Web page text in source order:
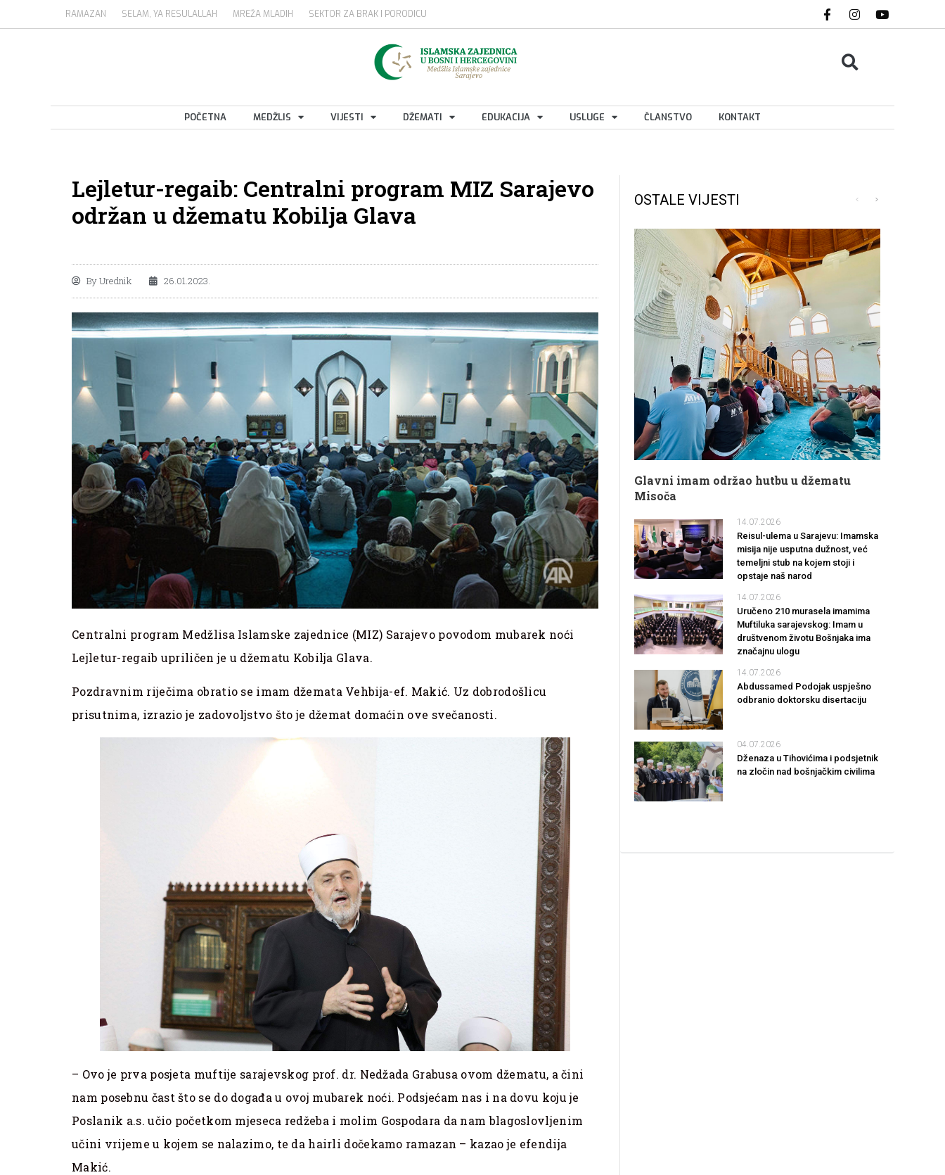
RAMAZAN SELAM, YA RESULALLAH MREŽA MLADIH SEKTOR ZA BRAK I PORODICU
POČETNA MEDŽLIS VIJESTI DŽEMATI EDUKACIJA USLUGE ČLANSTVO KONTAKT
Lejletur-regaib: Centralni program MIZ Sarajevo
održan u džematu Kobilja Glava
ByUrednik 26.01.2023.
Centralni program Medžlisa Islamske zajednice (MIZ) Sarajevo povodom mubarek noći
Lejletur-regaib upriličen je u džematu Kobilja Glava.
Pozdravnim riječima obratio se imam džemata Vehbija-ef. Makić. Uz dobrodošlicu
prisutnima, izrazio je zadovoljstvo što je džemat domaćin ove svečanosti.
– Ovo je prva posjeta muftije sarajevskog prof. dr. Nedžada Grabusa ovom džematu, a čini
nam posebnu čast što se do događa u ovoj mubarek noći. Podsjećam nas i na dovu koju je
Poslanik a.s. učio početkom mjeseca redžeba i molim Gospodara da nam blagoslovljenim
učini vrijeme u kojem se nalazimo, te da hairli dočekamo ramazan – kazao je efendija
Makić.
OSTALE VIJESTI
Glavni imam održao hutbu u džematu
Misoča
14.07.2026
Reisul-ulema u Sarajevu: Imamska
misija nije usputna dužnost, već
temeljni stub na kojem stoji i
opstaje naš narod
14.07.2026
Uručeno 210 murasela imamima
Muftiluka sarajevskog: Imam u
društvenom životu Bošnjaka ima
značajnu ulogu
14.07.2026
Abdussamed Podojak uspješno
odbranio doktorsku disertaciju
04.07.2026
Dženaza u Tihovićima i podsjetnik
na zločin nad bošnjačkim civilima